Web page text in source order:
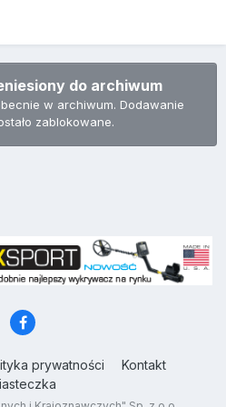
do archiwum
w archiwum. Dodawanie
zablokowane.
prywatności
Kontakt